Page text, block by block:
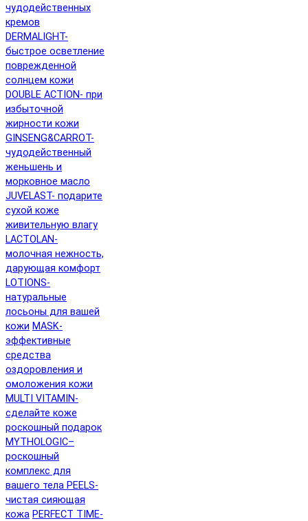
чудодейственных
кремов
DERMALIGHT-
быстрое осветление
поврежденной
солнцем кожи
DOUBLE ACTION- при
избыточной
жирности кожи
GINSENG&CARROT-
чудодейственный
женьшень и
морковное масло
JUVELAST- подарите
сухой коже
живительную влагу
LACTOLAN-
молочная нежность,
дарующая комфорт
LOTIONS-
натуральные
лосьоны для вашей
кожи MASK-
эффективные
средства
оздоровления и
омоложения кожи
MULTI VITAMIN-
сделайте коже
роскошный подарок
MYTHOLOGIC–
роскошный
комплекс для
вашего тела PEELS-
чистая сияющая
кожа PERFECT TIME-